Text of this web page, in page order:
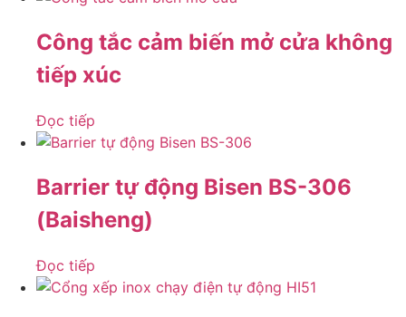
Công tắc cảm biến mở cửa không
tiếp xúc
Đọc tiếp
Barrier tự động Bisen BS-306
(Baisheng)
Đọc tiếp